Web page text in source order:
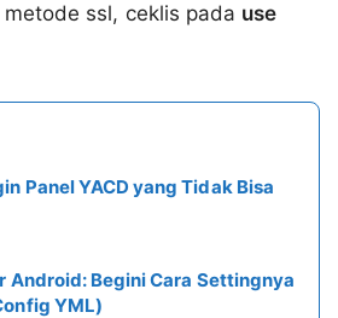
ssl, ceklis pada use
Panel YACD yang Tidak Bisa
Android: Begini Cara Settingnya
YML)